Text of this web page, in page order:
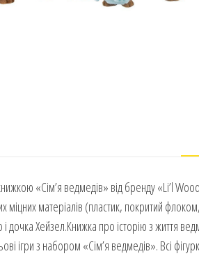
«Сім’я ведмедів» від бренду «Li’l
міцних матеріалів (пластик, покритий
дочка Хейзел.Книжка про історію з життя
ігри з набором «Сім’я ведмедів». Всі